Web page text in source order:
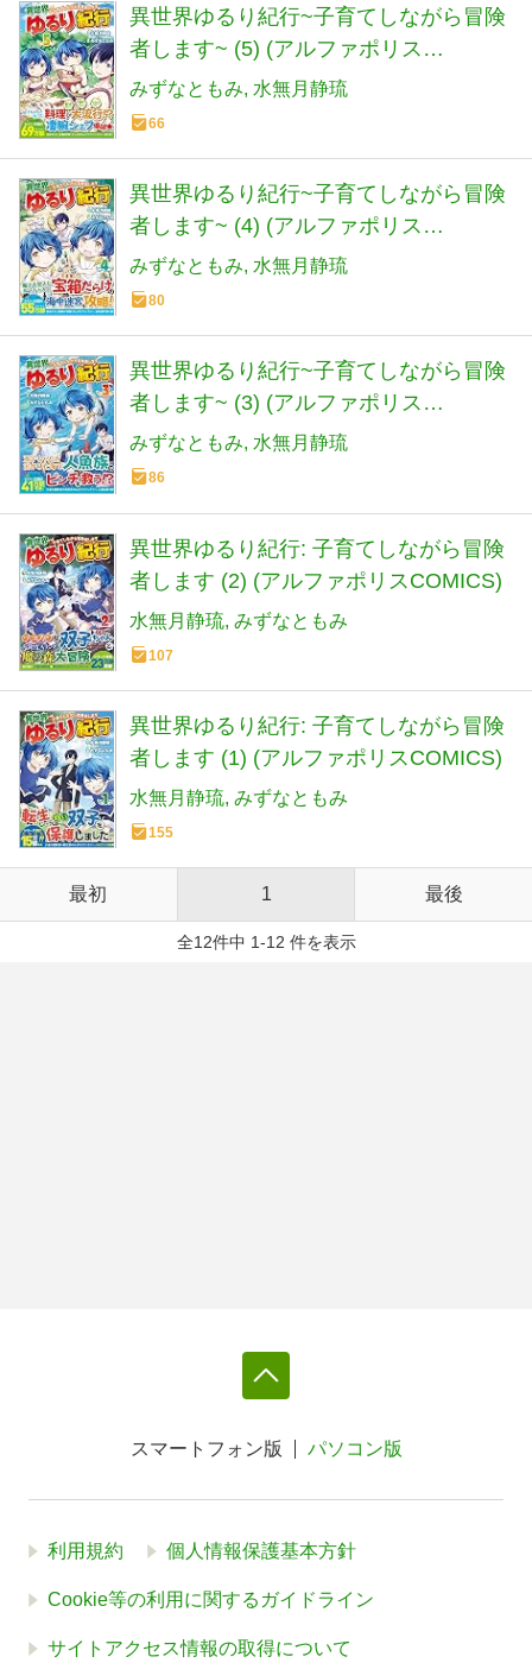
異世界ゆるり紀行~子育てしながら冒険
者します~ (5) (アルファポリス
COMICS)
みずなともみ 水無月静琉
66
異世界ゆるり紀行~子育てしながら冒険
者します~ (4) (アルファポリス
COMICS)
みずなともみ 水無月静琉
80
異世界ゆるり紀行~子育てしながら冒険
者します~ (3) (アルファポリス
COMICS)
みずなともみ 水無月静琉
86
異世界ゆるり紀行: 子育てしながら冒険
者します (2) (アルファポリスCOMICS)
水無月静琉 みずなともみ
107
異世界ゆるり紀行: 子育てしながら冒険
者します (1) (アルファポリスCOMICS)
水無月静琉 みずなともみ
155
最初 1 最後
全12件中 1-12 件を表示
スマートフォン版 パソコン版
利用規約 個人情報保護基本方針
Cookie等の利用に関するガイドライン
サイトアクセス情報の取得について